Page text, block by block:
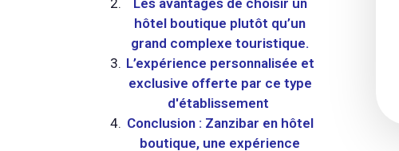
Les avantages de choisir un
hôtel boutique plutôt qu’un
grand complexe touristique.
L’expérience personnalisée et
exclusive offerte par ce type
d'établissement
Conclusion : Zanzibar en hôtel
boutique, une expérience